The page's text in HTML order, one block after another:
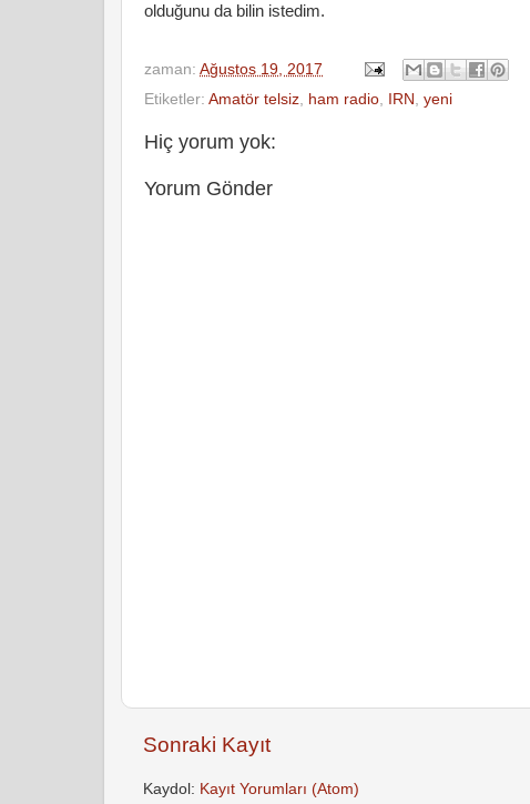
olduğunu da bilin istedim.
zaman: Ağustos 19, 2017
Etiketler: Amatör telsiz, ham radio, IRN , yeni
Hiç yorum yok:
Yorum Gönder
Sonraki Kayıt
Kaydol: Kayıt Yorumları (Atom)